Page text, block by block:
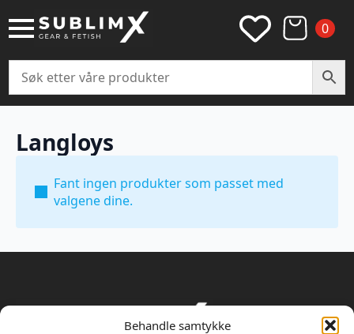
Behandle samtykke
0
Langloys
Fant ingen produkter som passet med
valgene dine.